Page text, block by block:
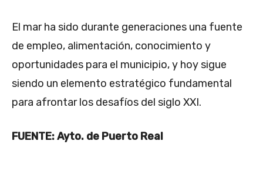
El mar ha sido durante generaciones una fuente
de empleo, alimentación, conocimiento y
oportunidades para el municipio, y hoy sigue
siendo un elemento estratégico fundamental
para afrontar los desafíos del siglo XXI.
FUENTE: Ayto. de Puerto Real